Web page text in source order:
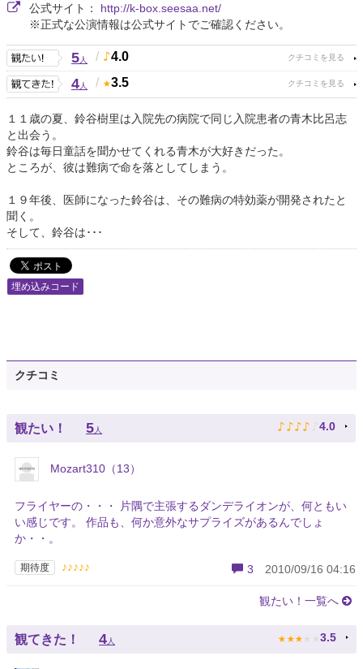
公式サイト： http://k-box.seesaa.net/
※正式な公演情報は公式サイトでご確認ください。
5人 / 4.0
4人 / 3.5
１１歳の夏、鈴谷樹里は入院先の病院で同じ入院患者の青木比呂志
と出会う。
鈴谷は毎日童話を聞かせてくれる青木が大好きだった。
ところが、彼は難病で命を落としてしまう。
１９年後、医師になった鈴谷は、その難病の特効薬が開発されたと
聞く。
そして、鈴谷は･･･
埋め込みコード
クチコミ
観たい！ 5人 ♪ ♪ ♪ ♪ ♪ 4.0
Mozart310（13）
フライヤーの・・・ 片隅で主張するダンデライオンが、何ともい
い感じです。 作品も、何か意外なサプライズがあるんでしょ
か・・。
期待度 ♪♪♪♪♪ 3 2010/09/16 04:16
観たい！一覧へ
観てきた！ 4 人 ★ ★ ★ ★ ★ 3.5